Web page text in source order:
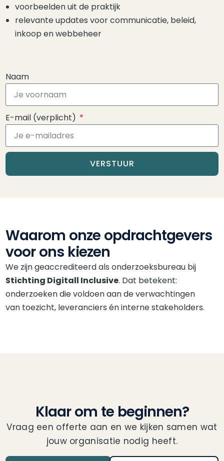
voorbeelden uit de praktijk
relevante updates voor communicatie, beleid,
inkoop en webbeheer
Naam
E-mail (verplicht)
VERSTUUR
Waarom onze opdrachtgevers
voor ons kiezen
We zijn geaccrediteerd als onderzoeksbureau bij
Stichting Digitall Inclusive. Dat betekent:
onderzoeken die voldoen aan de verwachtingen
van toezicht, leveranciers én interne stakeholders.
Klaar om te beginnen?
Vraag een offerte aan en we kijken samen wat
jouw organisatie nodig heeft.